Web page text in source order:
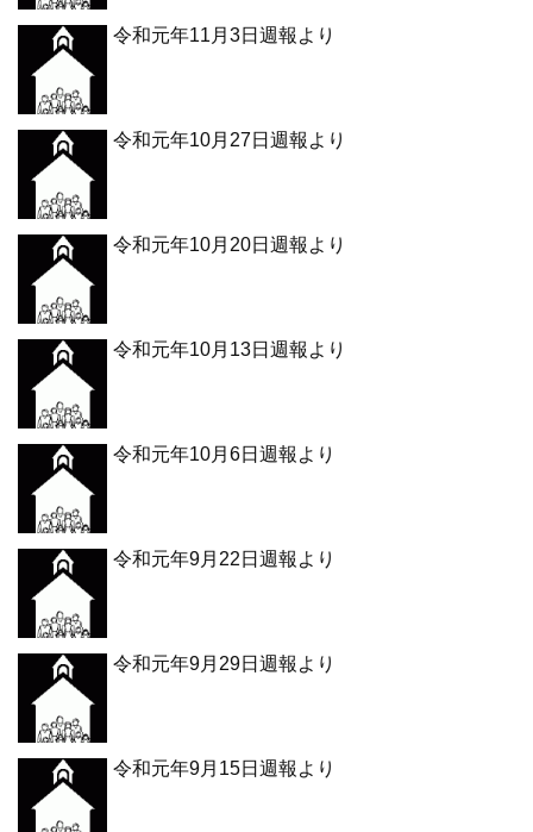
令和元年11月3日週報より
令和元年10月27日週報より
令和元年10月20日週報より
令和元年10月13日週報より
令和元年10月6日週報より
令和元年9月22日週報より
令和元年9月29日週報より
令和元年9月15日週報より